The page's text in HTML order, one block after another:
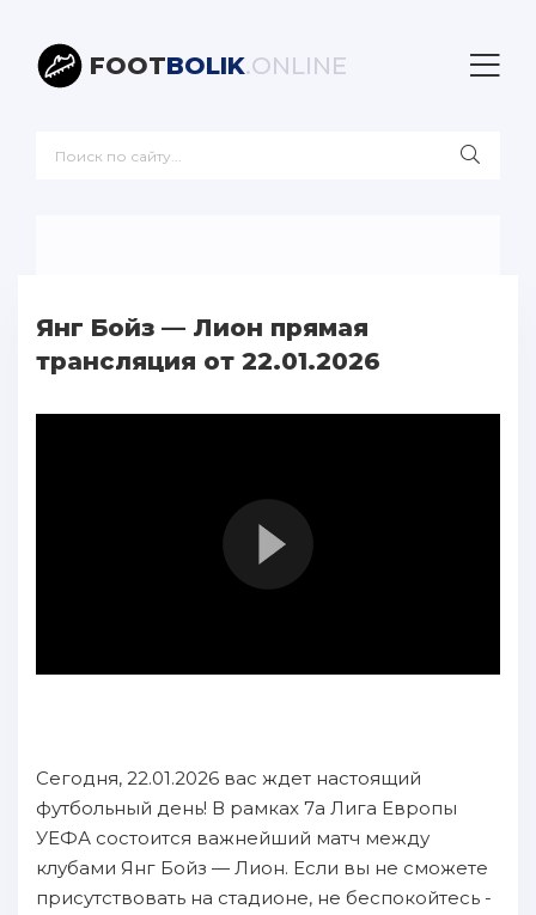
FOOTBOLIK.ONLINE
Янг Бойз — Лион прямая
трансляция от 22.01.2026
Сегодня, 22.01.2026 вас ждет настоящий
футбольный день! В рамках 7а Лига Европы
УЕФА состоится важнейший матч между
клубами Янг Бойз — Лион. Если вы не сможете
присутствовать на стадионе, не беспокойтесь -